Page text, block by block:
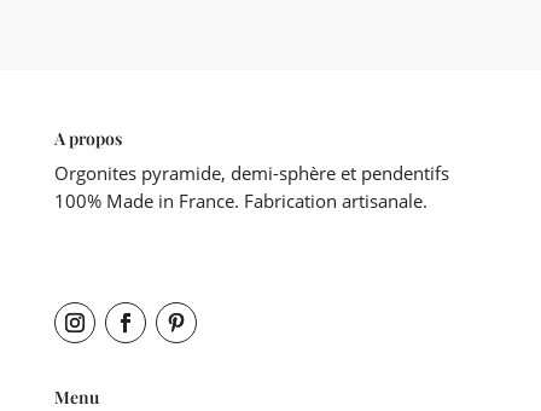
A propos
Orgonites pyramide, demi-sphère et pendentifs
100% Made in France. Fabrication artisanale.
Menu